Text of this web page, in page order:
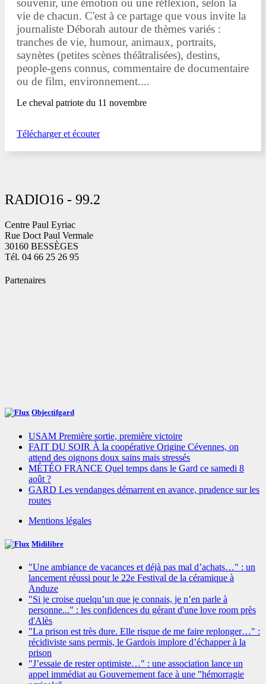
souvenir, une émotion ou une réflexion, selon la
vie de chacun. C'est à ce partage que vous invite la
journaliste Déborah autour de thèmes variés :
tranches de vie, humour, animaux, portraits,
saynètes (petites scènes théâtralisées), destins,
people-gens connus, commentaire de documentaire
ou de film, environnement....
Le cheval patriote du 11 novembre
Télécharger et écouter
RADIO16 - 99.2
Centre Paul Eyriac
Rue Doct Paul Vermale
30160 BESSÈGES
Tél. 04 66 25 26 95
Partenaires
Objectifgard
USAM Première sortie, première victoire
FAIT DU SOIR À la coopérative Origine Cévennes, on
attend des oignons doux sains mais stressés
MÉTÉO FRANCE Quel temps dans le Gard ce samedi 8
août ?
GARD Les vendanges démarrent en avance, prudence sur les
routes
Mentions légales
Midilibre
"Une ambiance de vacances et déjà pas mal d’achats…" : un
lancement réussi pour le 22e Festival de la céramique à
Anduze
"Si je croise quelqu’un que je connais, je n’en parle à
personne..." : les confidences du gérant d'une love room près
d'Alès
"La prison est très dure. Elle risque de me faire replonger…" :
récidiviste sans permis, le Gardois implore d’échapper à la
prison
"J’essaie de rester optimiste…" : une association lance un
appel immédiat au Gouvernement face à une "hémorragie